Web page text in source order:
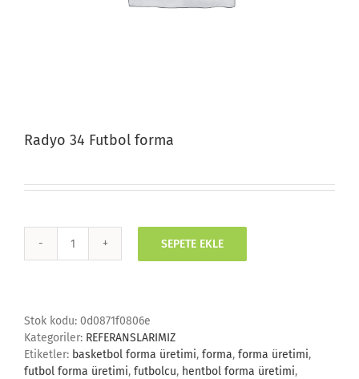
Radyo 34 Futbol forma
Radyo
adet
SEPETE EKLE
Stok kodu: 0d0871f0806e
Kategoriler: REFERANSLARIMIZ
Etiketler: basketbol forma üretimi, forma, forma üretimi,
futbol forma üretimi, futbolcu, hentbol forma üretimi,